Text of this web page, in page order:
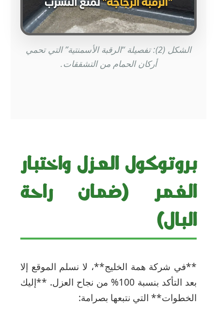
الشكل (2): تفصيلة “الرقبة الأسمنتية” التي تحمي
أركان الحمام من التشققات.
بروتوكول العزل واختبار
الغمر (ضمان راحة
البال)
**في شركة همة الخليج**، لا نسلم الموقع إلا
بعد التأكد بنسبة 100% من نجاح العزل. **إليك
الخطوات** التي نتبعها بصرامة: